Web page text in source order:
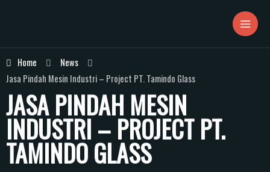
Home
News
Jasa Pindah Mesin Industri – Project PT. Tamindo Glass
JASA PINDAH MESIN
INDUSTRI – PROJECT PT.
TAMINDO GLASS